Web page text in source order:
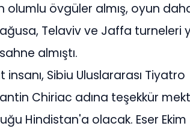
övgüler almış, oyun
Telaviv ve Jaffa turneleri
almıştı.
Sibiu Uluslararası Tiyatro
Chiriac adına teşekkür
Hindistan'a olacak. Eser Ekim